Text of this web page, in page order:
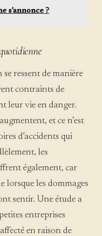
s'annonce ?
se ressent de manière
contraints de
leur vie en danger.
et ce n’est
d’accidents qui
les
également, car
lorsque les dommages
sentir. Une étude a
entreprises
en raison de